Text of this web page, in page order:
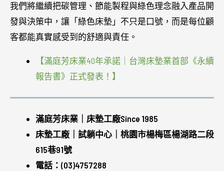
我們將繼續把碳管理、節能製程與綠色理念融入產品開
發與決策中，讓「綠色床墊」不只是口號，而是每位顧
客都能真實感受到的舒適與責任。
【滿庭芳床業40年承諾｜台灣床墊業首部《永續
報告書》正式發表！】
滿庭芳床業｜床墊工廠Since 1985
床墊工廠｜試躺中心｜桃園市楊梅區楊湖路二段
615巷91號
電話：(03)4757288